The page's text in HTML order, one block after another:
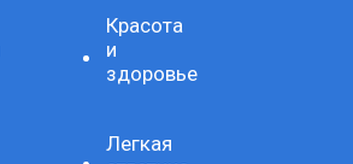
Красота
и
здоровье
Легкая